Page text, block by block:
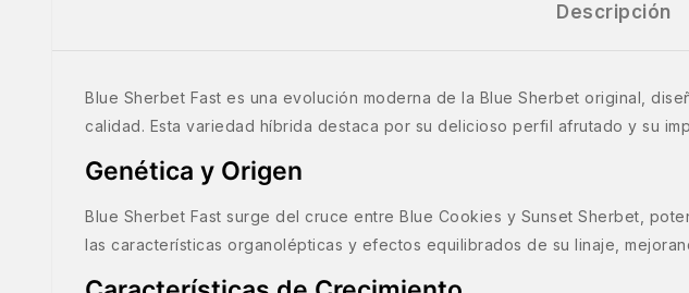
Descripción
Blue Sherbet Fast es una evolución moderna de la Blue Sherbet original,
calidad. Esta variedad híbrida destaca por su delicioso perfil afrutado y su
Genética y Origen
Blue Sherbet Fast surge del cruce entre Blue Cookies y Sunset Sherbet,
las características organolépticas y efectos equilibrados de su linaje,